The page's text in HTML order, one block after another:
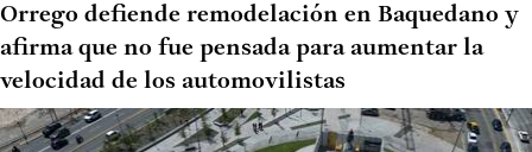
Orrego defiende remodelación en Baquedano y
afirma que no fue pensada para aumentar la
velocidad de los automovilistas